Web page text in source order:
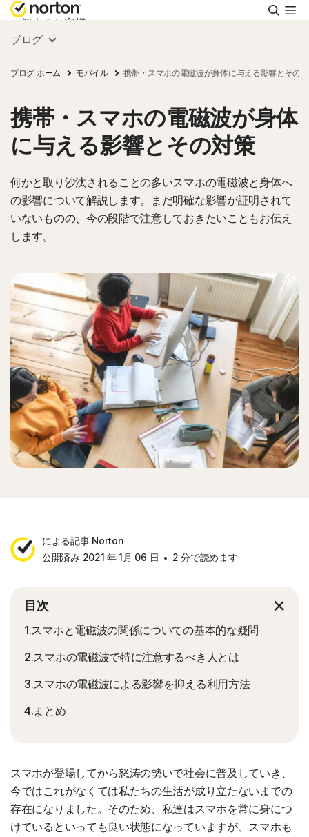
検
索
個人のお客様
スモールビジネス
リソース
サポート
無料体験
サインイン
ブログ
ブログ ホーム モバイル 携帯・スマホの電磁波が身体に与える影響とその
携帯・スマホの電磁波が身体
に与える影響とその対策
何かと取り沙汰されることの多いスマホの電磁波と身体へ
の影響について解説します。まだ明確な影響が証明されて
いないものの、今の段階で注意しておきたいこともお伝え
します。
による記事 Norton
公開済み 2021 年 1月 06 日
2 分で読めます
目次
1.スマホと電磁波の関係についての基本的な疑問
2.スマホの電磁波で特に注意するべき人とは
3.スマホの電磁波による影響を抑える利用方法
4.まとめ
スマホが登場してから怒涛の勢いで社会に普及していき、
今ではこれがなくては私たちの生活が成り立たないまでの
存在になりました。そのため、私達はスマホを常に身につ
けているといっても良い状態になっていますが、スマホも